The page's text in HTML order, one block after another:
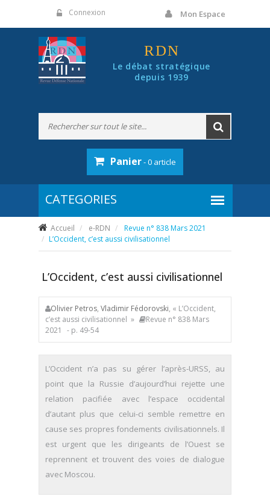
Connexion Mon Espace
RDN
Le débat stratégique
depuis 1939
Panier- 0 article
Accueil e-RDN
Revue n° 838 Mars 2021
L’Occident, c’est aussi civilisationnel
L’Occident, c’est aussi civilisationnel
Olivier Petros, Vladimir Fédorovski, « L’Occident,
c’est aussi civilisationnel »
Revue n° 838 Mars
2021
- p. 49-54
L’Occident n’a pas su gérer l’après-URSS, au
point que la Russie d’aujourd’hui rejette une
relation pacifiée avec l’espace occidental
d’autant plus que celui-ci semble remettre en
cause ses propres fondements civilisationnels. Il
est urgent que les dirigeants de l’Ouest se
reprennent et trouvent des voies de dialogue
avec Moscou.